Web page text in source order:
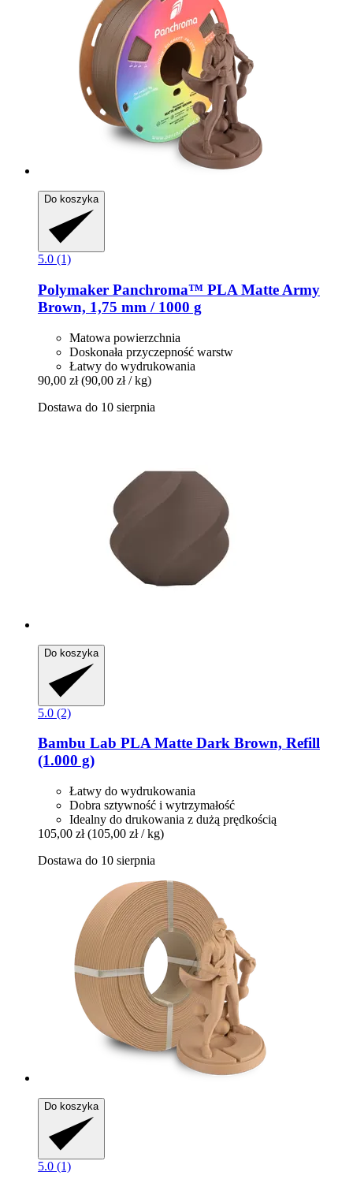
Do koszyka
5.0 (1)
Polymaker Panchroma™ PLA Matte Army
Brown, 1,75 mm / 1000 g
Matowa powierzchnia
Doskonała przyczepność warstw
Łatwy do wydrukowania
90,00 zł (90,00 zł / kg)
Dostawa do 10 sierpnia
Do koszyka
5.0 (2)
Bambu Lab PLA Matte Dark Brown, Refill
(1.000 g)
Łatwy do wydrukowania
Dobra sztywność i wytrzymałość
Idealny do drukowania z dużą prędkością
105,00 zł (105,00 zł / kg)
Dostawa do 10 sierpnia
Do koszyka
5.0 (1)